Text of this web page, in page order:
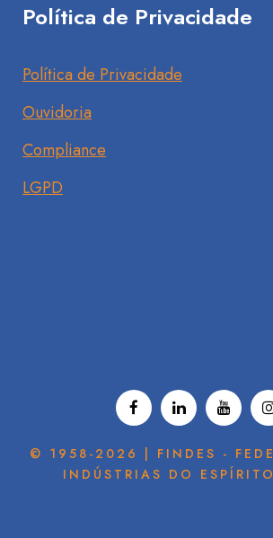
Política de Privacidade
Política de Privacidade
Ouvidoria
Compliance
LGPD
© 1958-2026 | FINDES -
INDÚSTRIAS DO